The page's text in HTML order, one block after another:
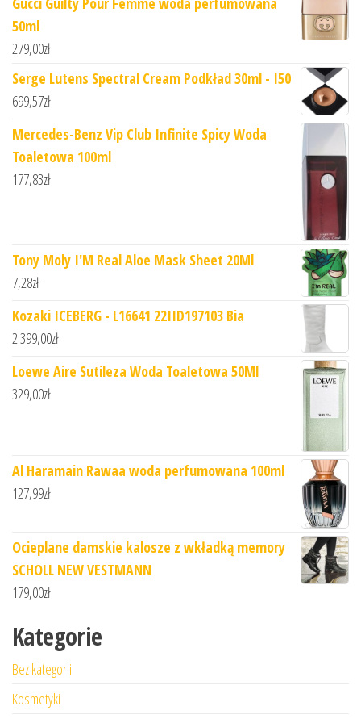
50ml
279,00zł
Serge Lutens Spectral Cream Podkład 30ml - I50
699,57zł
Mercedes-Benz Vip Club Infinite Spicy Woda
Toaletowa 100ml
177,83zł
Tony Moly I'M Real Aloe Mask Sheet 20Ml
7,28zł
Kozaki ICEBERG - L16641 22IID197103 Bia
2 399,00zł
Loewe Aire Sutileza Woda Toaletowa 50Ml
329,00zł
Al Haramain Rawaa woda perfumowana 100ml
127,99zł
Ocieplane damskie kalosze z wkładką memory
SCHOLL NEW VESTMANN
179,00zł
Kategorie
Bez kategorii
Kosmetyki